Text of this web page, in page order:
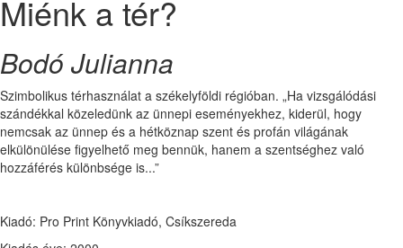
Miénk a tér?
Bodó Julianna
Szimbolikus térhasználat a székelyföldi régióban. „Ha vizsgálódási
szándékkal közeledünk az ünnepi eseményekhez, kiderül, hogy
nemcsak az ünnep és a hétköznap szent és profán világának
elkülönülése figyelhető meg bennük, hanem a szentséghez való
hozzáférés különbsége is...”
Kiadó: Pro Print Könyvkiadó, Csíkszereda